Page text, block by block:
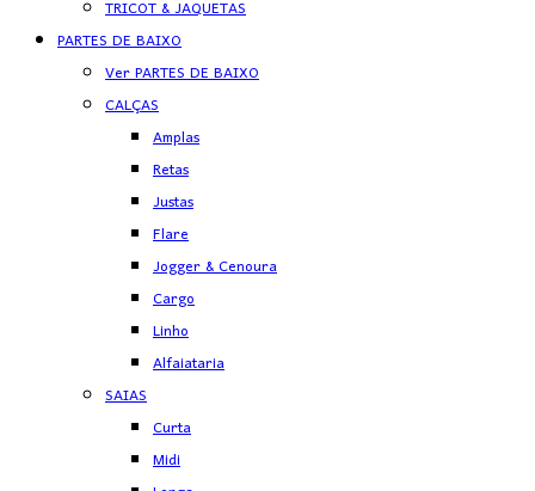
TRICOT & JAQUETAS
PARTES DE BAIXO
Ver PARTES DE BAIXO
CALÇAS
Amplas
Retas
Justas
Flare
Jogger & Cenoura
Cargo
Linho
Alfaiataria
SAIAS
Curta
Midi